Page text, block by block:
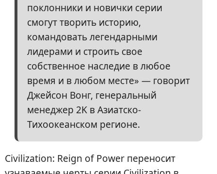
поклонники и новички серии
смогут творить историю,
командовать легендарными
лидерами и строить свое
собственное наследие в любое
время и в любом месте» — говорит
Джейсон Вонг, генеральный
менеджер 2K в Азиатско-
Тихоокеанском регионе.
Civilization: Reign of Power переносит